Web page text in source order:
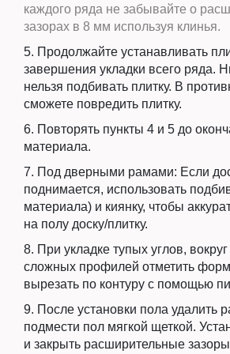
каждого ряда не забывайте о
зазорах в 8 мм используя клинья.
5. Продолжайте устанавливать
завершения укладки всего ряда.
нельзя подбивать плитку. В
сможете повредить плитку.
6. Повторять пункты 4 и 5 до
материала.
7. Под дверными рамами: Если
поднимается, использовать
материала) и киянку, чтобы
на полу доску/плитку.
8. При укладке тупых углов,
сложных профилей отметить
вырезать по контуру с помощью
9. После установки пола удалить
подмести пол мягкой щеткой.
и закрыть расширительные